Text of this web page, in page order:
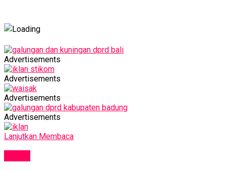
Advertisements
Advertisements
Advertisements
Advertisements
Lanjutkan Membaca